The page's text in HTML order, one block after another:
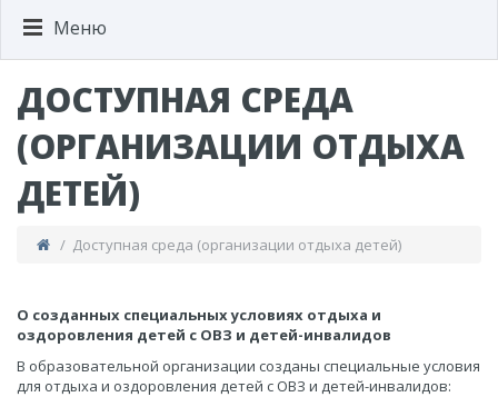
Меню
ДОСТУПНАЯ СРЕДА
(ОРГАНИЗАЦИИ ОТДЫХА
ДЕТЕЙ)
/ Доступная среда (организации отдыха детей)
О созданных специальных условиях отдыха и
оздоровления детей с ОВЗ и детей-инвалидов
В образовательной организации созданы специальные условия
для отдыха и оздоровления детей с ОВЗ и детей-инвалидов: